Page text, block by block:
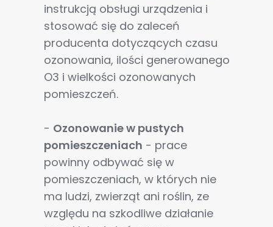
instrukcją obsługi urządzenia i
stosować się do zaleceń
producenta dotyczących czasu
ozonowania, ilości generowanego
O3 i wielkości ozonowanych
pomieszczeń.
- Ozonowanie w pustych
pomieszczeniach - prace
powinny odbywać się w
pomieszczeniach, w których nie
ma ludzi, zwierząt ani roślin, ze
względu na szkodliwe działanie